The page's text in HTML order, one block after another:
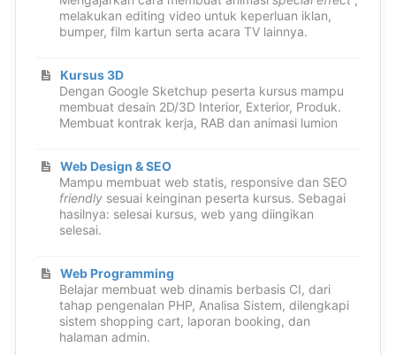
melakukan editing video untuk keperluan iklan,
bumper, film kartun serta acara TV lainnya.
Kursus 3D
Dengan Google Sketchup peserta kursus mampu
membuat desain 2D/3D Interior, Exterior, Produk.
Membuat kontrak kerja, RAB dan animasi lumion
Web Design & SEO
Mampu membuat web statis, responsive dan SEO
friendly sesuai keinginan peserta kursus. Sebagai
hasilnya: selesai kursus, web yang diingikan
selesai.
Web Programming
Belajar membuat web dinamis berbasis CI, dari
tahap pengenalan PHP, Analisa Sistem, dilengkapi
sistem shopping cart, laporan booking, dan
halaman admin.